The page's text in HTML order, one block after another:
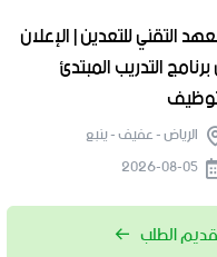
التقني للتعدين | الإعلان
التدريب المبتدئ
الرياض - عفيف - ينبع
الطلب